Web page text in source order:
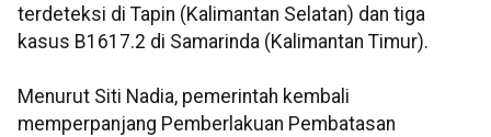
terdeteksi di Tapin (Kalimantan Selatan) dan tiga
kasus B1617.2 di Samarinda (Kalimantan Timur).
Menurut Siti Nadia, pemerintah kembali
memperpanjang Pemberlakuan Pembatasan